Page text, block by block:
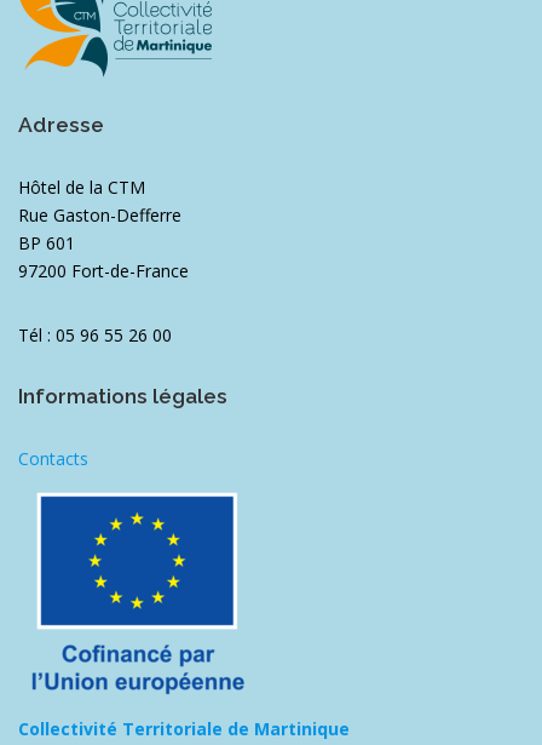
Adresse
Hôtel de la CTM
Rue Gaston-Defferre
BP 601
97200 Fort-de-France
Tél : 05 96 55 26 00
Informations légales
Contacts
Collectivité Territoriale de Martinique